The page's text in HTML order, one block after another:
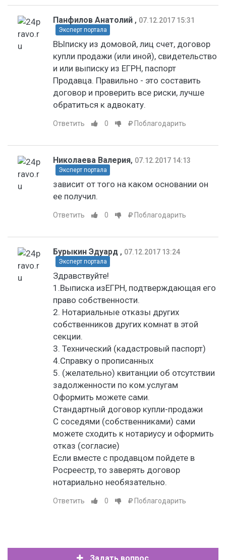
Панфилов Анатолий , 07.12.2017 15:31
Эксперт портала
ВЫписку из домовой, лиц счет, договор
купли продажи (или иной), свидетельство
и или выписку из ЕГРН, паспорт
Продавца. Правильно - это составить
договор и проверить все риски, лучше
обратиться к адвокату.
Ответить 0 Поблагодарить
Николаева Валерия, 07.12.2017 14:13
Эксперт портала
зависит от того на каком основании он
ее получил.
Ответить 0 Поблагодарить
Бурыкин Эдуард , 07.12.2017 13:24
Эксперт портала
Здравствуйте!
1.Выписка изЕГРН, подтверждающая его
право собственности.
2. Нотариальные отказы других
собственников других комнат в этой
секции.
3. Технический (кадастровый паспорт)
4.Справку о прописанных
5. (желательно) квитанции об отсутствии
задолженности по ком.услугам
Оформить можете сами.
Стандартный договор купли-продажи
С соседями (собственниками) сами
можете сходить к нотариусу и оформить
отказ (согласие)
Если вместе с продавцом пойдете в
Росреестр, то заверять договор
нотариально необязательно.
Ответить 0 Поблагодарить